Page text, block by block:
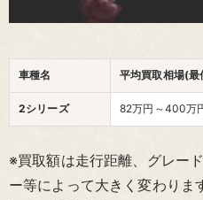
車種名 平均買取相場(
2シリーズ 82万円～400万
※買取額は走行距離、グレー
ー等によって大きく変わりま